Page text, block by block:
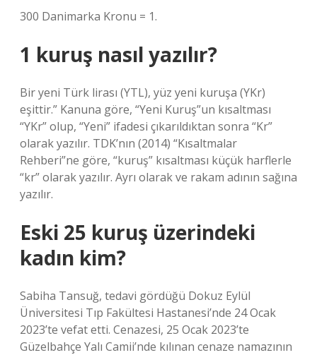
300 Danimarka Kronu = 1.
1 kuruş nasıl yazılır?
Bir yeni Türk lirası (YTL), yüz yeni kuruşa (YKr)
eşittir.” Kanuna göre, “Yeni Kuruş”un kısaltması
“YKr” olup, “Yeni” ifadesi çıkarıldıktan sonra “Kr”
olarak yazılır. TDK’nın (2014) “Kısaltmalar
Rehberi”ne göre, “kuruş” kısaltması küçük harflerle
“kr” olarak yazılır. Ayrı olarak ve rakam adının sağına
yazılır.
Eski 25 kuruş üzerindeki
kadın kim?
Sabiha Tansuğ, tedavi gördüğü Dokuz Eylül
Üniversitesi Tıp Fakültesi Hastanesi’nde 24 Ocak
2023’te vefat etti. Cenazesi, 25 Ocak 2023’te
Güzelbahçe Yalı Camii’nde kılınan cenaze namazının